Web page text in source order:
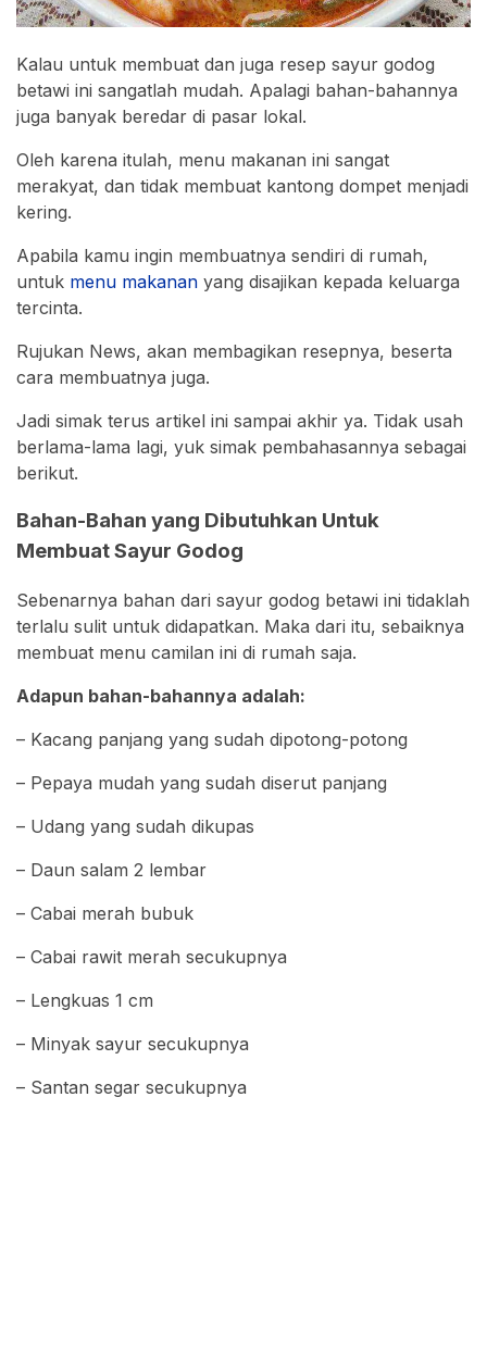
Kalau untuk membuat dan juga resep sayur godog
betawi ini sangatlah mudah. Apalagi bahan-bahannya
juga banyak beredar di pasar lokal.
Oleh karena itulah, menu makanan ini sangat
merakyat, dan tidak membuat kantong dompet menjadi
kering.
Apabila kamu ingin membuatnya sendiri di rumah,
untuk menu makanan yang disajikan kepada keluarga
tercinta.
Rujukan News, akan membagikan resepnya, beserta
cara membuatnya juga.
Jadi simak terus artikel ini sampai akhir ya. Tidak usah
berlama-lama lagi, yuk simak pembahasannya sebagai
berikut.
Bahan-Bahan yang Dibutuhkan Untuk
Membuat Sayur Godog
Sebenarnya bahan dari sayur godog betawi ini tidaklah
terlalu sulit untuk didapatkan. Maka dari itu, sebaiknya
membuat menu camilan ini di rumah saja.
Adapun bahan-bahannya adalah:
– Kacang panjang yang sudah dipotong-potong
– Pepaya mudah yang sudah diserut panjang
– Udang yang sudah dikupas
– Daun salam 2 lembar
– Cabai merah bubuk
– Cabai rawit merah secukupnya
– Lengkuas 1 cm
– Minyak sayur secukupnya
– Santan segar secukupnya